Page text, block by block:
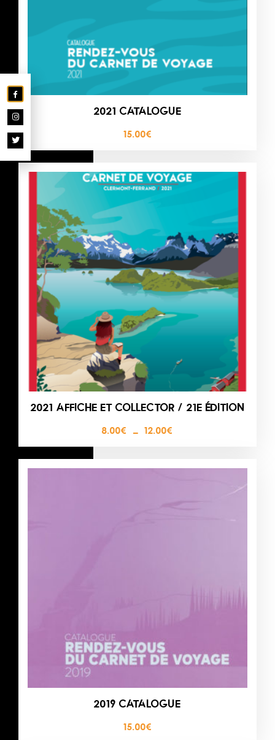
2021 CATALOGUE
15.00€
2021 AFFICHE ET COLLECTOR / 21E ÉDITION
8.00€ – 12.00€
2019 CATALOGUE
15.00€